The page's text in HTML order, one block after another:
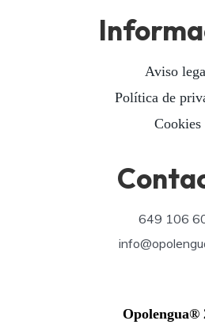
Aviso
Política de
Cookies
649 106
Opolengua®